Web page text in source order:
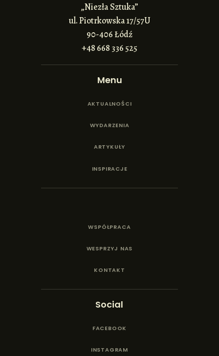
„Niezła Sztuka”
ul. Piotrkowska 17/57U
90-406 Łódź
+48 668 336 525
Menu
AKTUALNOŚCI
WYDARZENIA
ARTYKUŁY
INSPIRACJE
WSPÓŁPRACA
WESPRZYJ NAS
KONTAKT
Social
FACEBOOK
INSTAGRAM